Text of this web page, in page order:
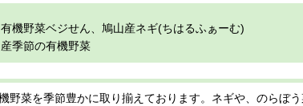
機野菜ベジせん、鳩山産ネギ(ちはるふぁーむ)
季節の有機野菜
野菜を季節豊かに取り揃えております。ネギや、のらぼ